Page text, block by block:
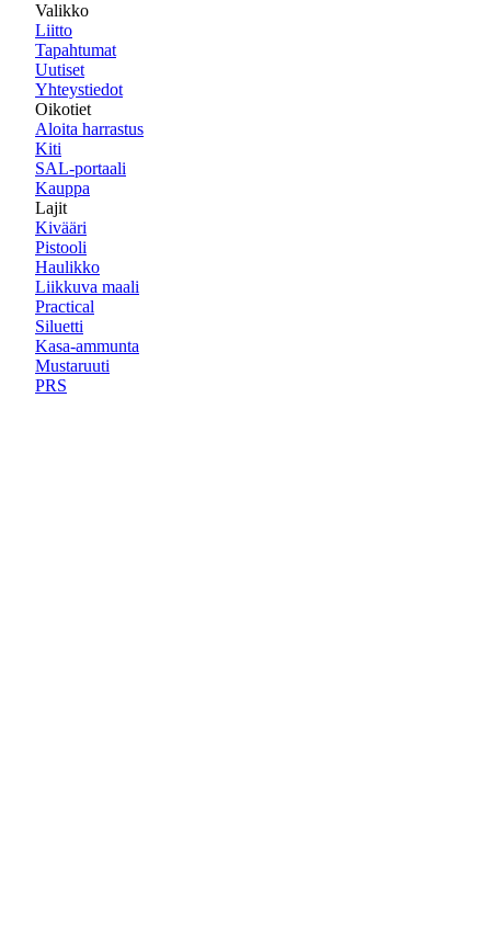
Valikko
Liitto
Tapahtumat
Uutiset
Yhteystiedot
Oikotiet
Aloita harrastus
Kiti
SAL-portaali
Kauppa
Lajit
Kivääri
Pistooli
Haulikko
Liikkuva maali
Practical
Siluetti
Kasa-ammunta
Mustaruuti
PRS